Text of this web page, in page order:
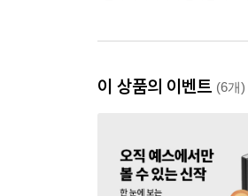
이 상품의 이벤트 (6개)